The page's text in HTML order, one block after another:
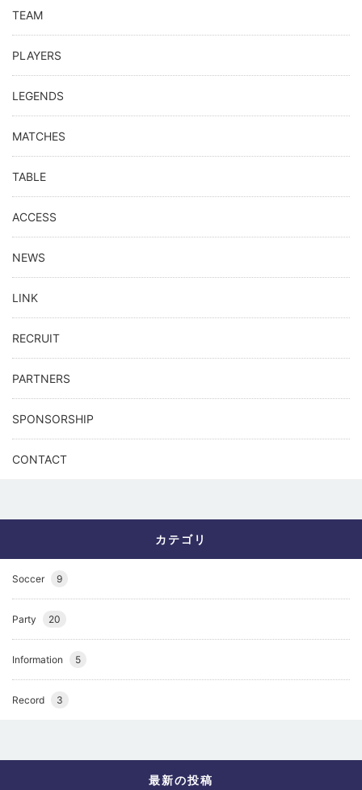
TEAM
PLAYERS
LEGENDS
MATCHES
TABLE
ACCESS
NEWS
LINK
RECRUIT
PARTNERS
SPONSORSHIP
CONTACT
カテゴリ
Soccer 9
Party 20
Information 5
Record 3
最新の投稿